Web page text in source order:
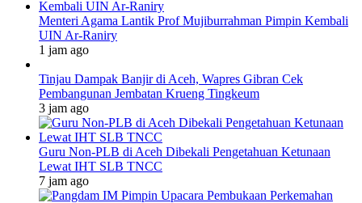
Menteri Agama Lantik Prof Mujiburrahman Pimpin Kembali
UIN Ar-Raniry
1 jam ago
Tinjau Dampak Banjir di Aceh, Wapres Gibran Cek
Pembangunan Jembatan Krueng Tingkeum
3 jam ago
Guru Non-PLB di Aceh Dibekali Pengetahuan Ketunaan
Lewat IHT SLB TNCC
7 jam ago